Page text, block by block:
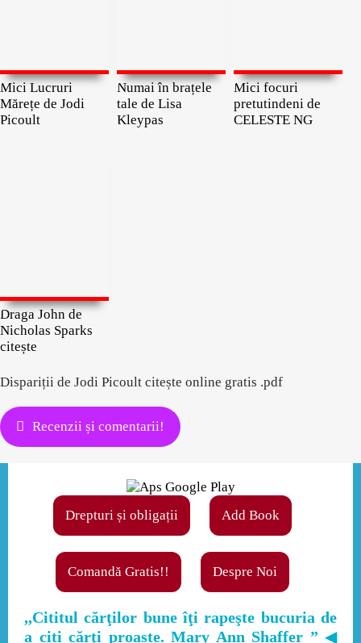
Mici Lucruri
Mărețe de Jodi
Picoult
Numai în brațele
tale de Lisa
Kleypas
Mici focuri
pretutindeni de
CELESTE NG
Draga John de
Nicholas Sparks
citește
Dispariții de Jodi Picoult citește online gratis .pdf
Recenzii și comentarii!
Drepturi și obligații Add Book
Comandă Gratis!! Despre Noi
,,Cititul cărţilor bune îţi rapeşte bucuria de
a citi cărţi proaste. Mary Ann Shaffer ” ◀